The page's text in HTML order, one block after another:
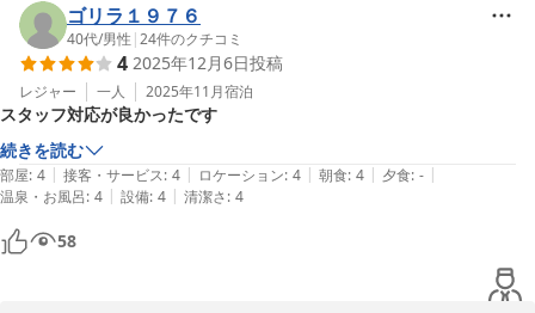
お客様のお言葉は私どもにとって大変嬉しく、報われる思いでござ
います。
今後もサービス向上のため、鋭意努力して参りますので宜しくお願
いいたします。
お客様のまたのお越しを心よりお待ち申し上げております。
フロント　伊藤
ホテルルートイン恵那
2025-12-10
ゴリラ１９７６
40代/男性 |24件のクチコミ
4 2025年12月6日投稿
レジャー 一人 2025年11月宿泊
スタッフ対応が良かったです
続きを読む
部屋: 4 | 接客・サービス: 4 | ロケーション: 4 | 朝食: 4 | 夕食: - |
温泉・お風呂: 4 | 設備: 4 | 清潔さ: 4
58